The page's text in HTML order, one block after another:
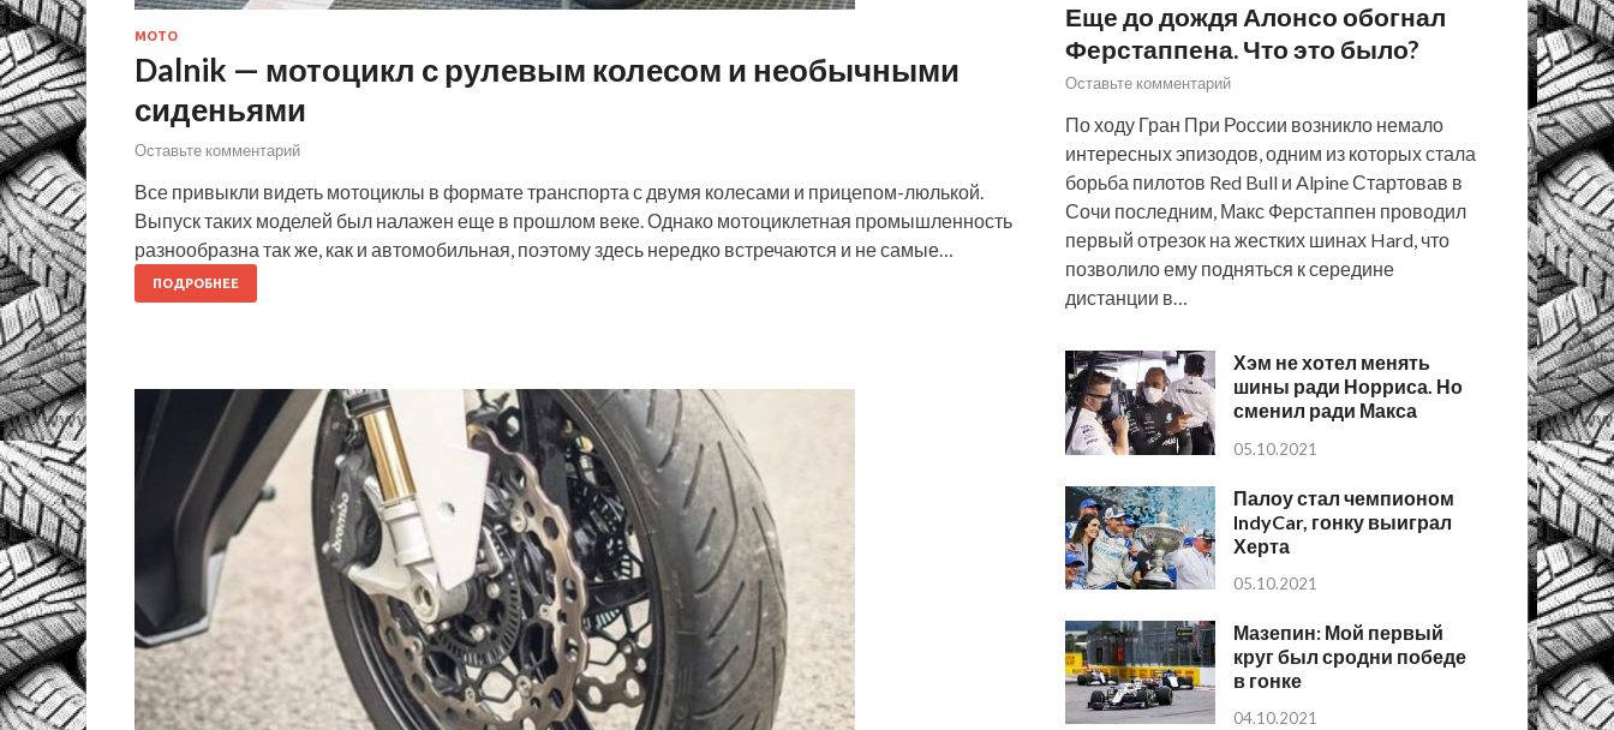
МОТО
Dalnik — мотоцикл с рулевым колесом и необычными
сиденьями
Оставьте комментарий
Все привыкли видеть мотоциклы в формате транспорта с двумя колесами и прицепом-люлькой.
Выпуск таких моделей был налажен еще в прошлом веке. Однако мотоциклетная промышленность
разнообразна так же, как и автомобильная, поэтому здесь нередко встречаются и не самые…
ПОДРОБНЕЕ
Еще до дождя Алонсо обогнал
Ферстаппена. Что это было?
Оставьте комментарий
По ходу Гран При России возникло немало
интересных эпизодов, одним из которых стала
борьба пилотов Red Bull и Alpine Стартовав в
Сочи последним, Макс Ферстаппен проводил
первый отрезок на жестких шинах Hard, что
позволило ему подняться к середине
дистанции в…
Хэм не хотел менять
шины ради Норриса. Но
сменил ради Макса
05.10.2021
Палоу стал чемпионом
IndyCar, гонку выиграл
Херта
05.10.2021
Мазепин: Мой первый
круг был сродни победе
в гонке
04.10.2021